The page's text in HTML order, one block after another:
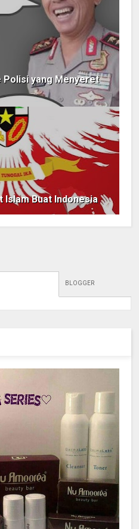
Polisi yang Menyeret
Islam Buat Indonesia
BLOGGER